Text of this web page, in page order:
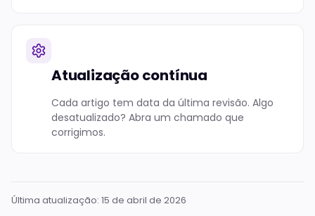
Atualização contínua
Cada artigo tem data da última revisão. Algo
desatualizado? Abra um chamado que
corrigimos.
Última atualização: 15 de abril de 2026